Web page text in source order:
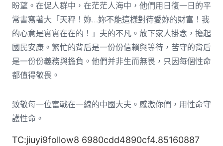
盼望。在促人群中，在茫茫人海中，他們用日復一日的平
常書寫著大「天秤！妳…妳不能這樣對待愛妳的財富！我
的心意是實實在在的！」夫的不凡。放下家人掛念，擔起
國民安康。繁忙的背后是一份份信賴與等待，苦守的背后
是一份份義務與擔負。他們并非生而無畏，只因每個性命
都值得敬畏。
致敬每一位奮戰在一線的中國大夫。感激你們，用性命守
護性命。
TC:jiuyi9follow8 6980cdd4890cf4.85160887